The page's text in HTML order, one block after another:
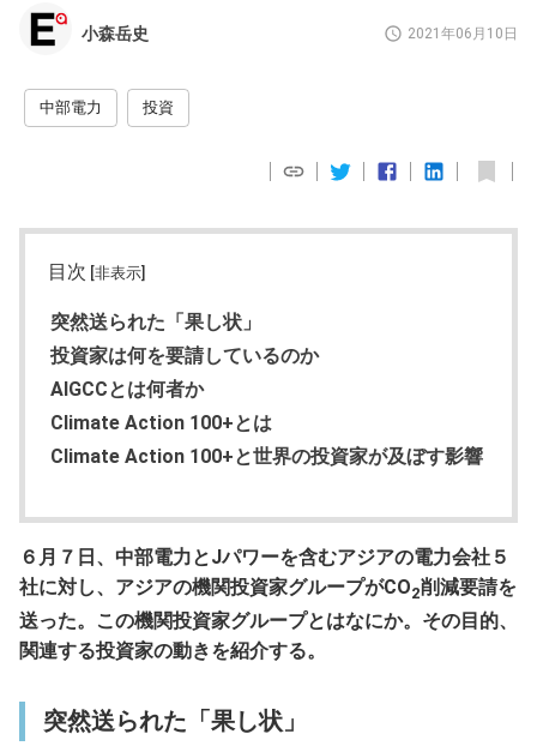
小森岳史 2021年06月10日
中部電力 投資
目次 [非表示]
突然送られた「果し状」
投資家は何を要請しているのか
AIGCCとは何者か
Climate Action 100+とは
Climate Action 100+と世界の投資家が及ぼす影響
６月７日、中部電力とJパワーを含むアジアの電力会社５
社に対し、アジアの機関投資家グループがCO2削減要請を
送った。この機関投資家グループとはなにか。その目的、
関連する投資家の動きを紹介する。
突然送られた「果し状」